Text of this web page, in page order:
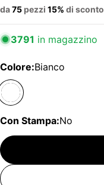
da75 pezzi 15% di sconto
3791 in magazzino
Colore:Bianco
Con Stampa:No